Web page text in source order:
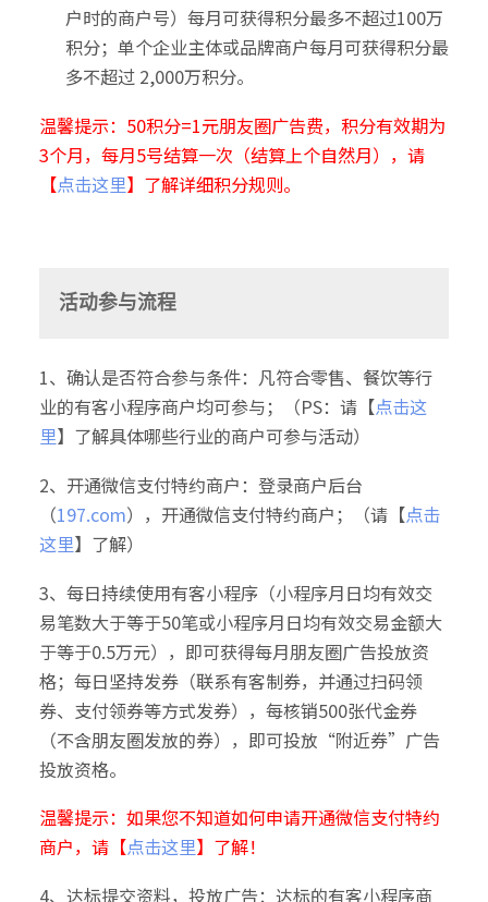
户时的商户号）每月可获得积分最多不超过100万
积分；单个企业主体或品牌商户每月可获得积分最
多不超过 2,000万积分。
温馨提示：50积分=1元朋友圈广告费，积分有效期为
3个月，每月5号结算一次（结算上个自然月），请
【点击这里】了解详细积分规则。
活动参与流程
1、确认是否符合参与条件：凡符合零售、餐饮等行
业的有客小程序商户均可参与；（PS：请【点击这
里】了解具体哪些行业的商户可参与活动）
2、开通微信支付特约商户：登录商户后台
（197.com），开通微信支付特约商户；（请【点击
这里】了解）
3、每日持续使用有客小程序（小程序月日均有效交
易笔数大于等于50笔或小程序月日均有效交易金额大
于等于0.5万元），即可获得每月朋友圈广告投放资
格；每日坚持发券（联系有客制券，并通过扫码领
券、支付领券等方式发券），每核销500张代金券
（不含朋友圈发放的券），即可投放“附近券”广告
投放资格。
温馨提示：如果您不知道如何申请开通微信支付特约
商户，请【点击这里】了解！
4、达标提交资料，投放广告：达标的有客小程序商